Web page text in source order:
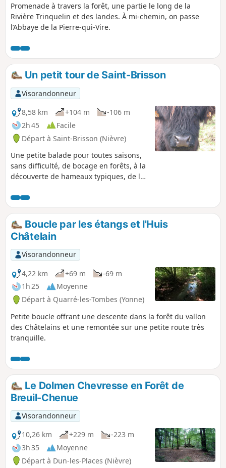
Promenade à travers la forêt, une partie le long de la
Rivière Trinquelin et des landes. À mi-chemin, on passe
l’Abbaye de la Pierre-qui-Vire.
Un petit tour de Saint-Brisson
Visorandonneur
8,58 km
+104 m
-106 m
2h 45
Facile
Départ à Saint-Brisson (Nièvre)
Une petite balade pour toutes saisons,
sans difficulté, de bocage en forêts, à la
découverte de hameaux typiques, de la
Morvan et du bourg, représentatif des
villages morvandiaux.
Boucle par les étangs et l'Huis
Châtelain
Visorandonneur
4,22 km
+69 m
-69 m
1h 25
Moyenne
Départ à Quarré-les-Tombes (Yonne)
Petite boucle offrant une descente dans la forêt du vallon
des Châtelains et une remontée sur une petite route très
tranquille.
Le Dolmen Chevresse en Forêt de
Breuil-Chenue
Visorandonneur
10,26 km
+229 m
-223 m
3h 35
Moyenne
Départ à Dun-les-Places (Nièvre)